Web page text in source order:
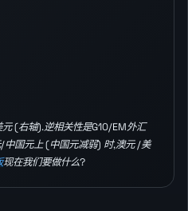
(右轴).逆相关性是G10/EM外汇
中国元上 (中国元减弱) 时,澳元 /美
现在我们要做什么?